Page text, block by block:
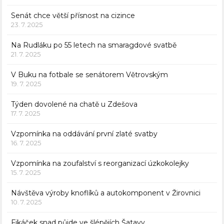
Senát chce větší přísnost na cizince
23. 7. 2025
Na Rudláku po 55 letech na smaragdové svatbě
21. 7. 2025
V Buku na fotbale se senátorem Větrovským
19. 7. 2025
Týden dovolené na chatě u Zdešova
17. 7. 2025
Vzpomínka na oddávání první zlaté svatby
16. 7. 2025
Vzpomínka na zoufalství s reorganizací úzkokolejky
15. 7. 2025
Návštěva výroby knoflíků a autokomponent v Žirovnici
10. 7. 2025